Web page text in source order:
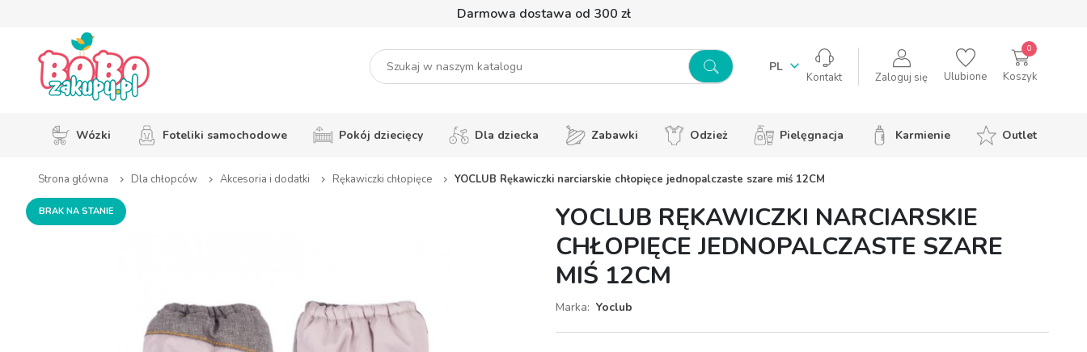
Darmowa dostawa od 300 zł
PL
Kontakt Zaloguj się Ulubione Koszyk
0
Wózki Foteliki samochodowe Pokój dziecięcy Dla dziecka Zabawki Odzież Pielęgnacja Karmienie Outlet
Strona główna Dla chłopców Akcesoria i dodatki Rękawiczki chłopięce YOCLUB Rękawiczki narciarskie chłopięce jednopalczaste szare miś 12CM
BRAK NA STANIE
YOCLUB RĘKAWICZKI NARCIARSKIE
CHŁOPIĘCE JEDNOPALCZASTE SZARE
MIŚ 12CM
Marka: Yoclub